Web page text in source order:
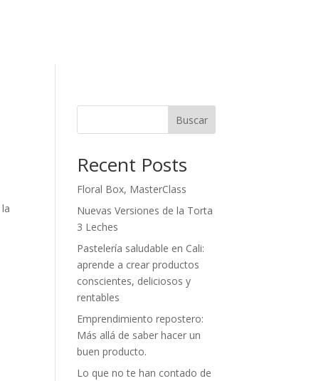
Buscar
Recent Posts
Floral Box, MasterClass
Nuevas Versiones de la Torta
3 Leches
Pastelería saludable en Cali:
aprende a crear productos
conscientes, deliciosos y
rentables
Emprendimiento repostero:
Más allá de saber hacer un
buen producto.
Lo que no te han contado de